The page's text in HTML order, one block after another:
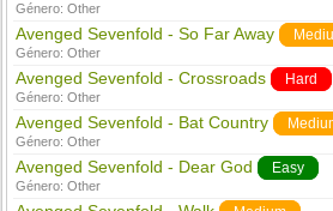
Género:Other
Avenged Sevenfold - So Far Away
Género:Other
Avenged Sevenfold - Crossroads Hard
Género:Other
Avenged Sevenfold - Bat Country
Género:Other
Avenged Sevenfold - Dear God Easy
Género:Other